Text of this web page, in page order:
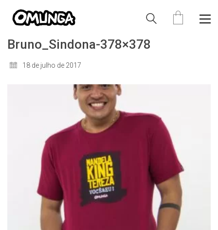
Bruno_Sindona-378×378
18 de julho de 2017